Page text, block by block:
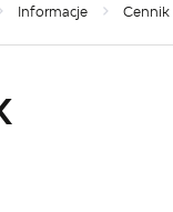
Informacje Cennik